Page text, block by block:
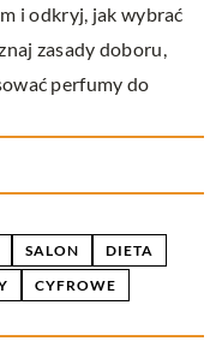
i odkryj, jak wybrać
zasady doboru,
perfumy do
SALON
DIETA
CYFROWE